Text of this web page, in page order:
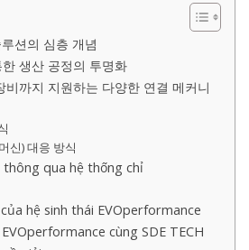
션의 심층 개념
생산 공정의 투명화
까지 지원하는 다양한 연결 메커니
신) 대응 방식
thông qua hệ thống chỉ
hệ sinh thái EVOperformance
cùng SDE TECH